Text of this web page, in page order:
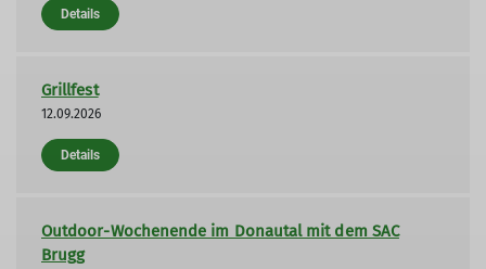
Details
Grillfest
12.09.2026
Details
Outdoor-Wochenende im Donautal mit dem SAC
Brugg